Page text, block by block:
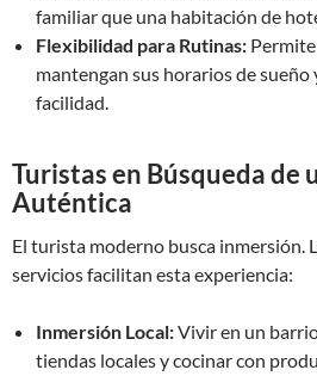
familiar que una habitación de
Flexibilidad para Rutinas:
mantengan sus horarios de sueño
facilidad.
Turistas en Búsqueda de
Auténtica
El turista moderno busca inmersión.
servicios facilitan esta experiencia:
Inmersión Local:Vivir en un
tiendas locales y cocinar con